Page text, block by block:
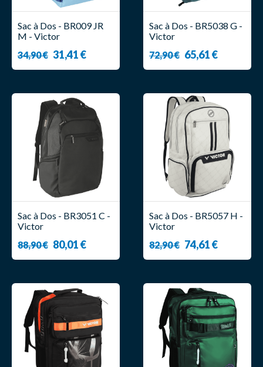
Sac à Dos - BR009 JR
M - Victor
34,90 € 31,41 €
Sac à Dos - BR5038 G -
Victor
72,90 € 65,61 €
Sac à Dos - BR3051 C -
Victor
88,90 € 80,01 €
Sac à Dos - BR5057 H -
Victor
82,90 € 74,61 €